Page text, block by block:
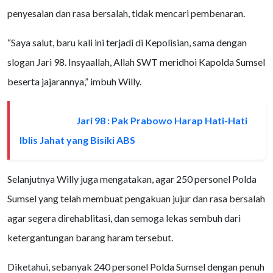
penyesalan dan rasa bersalah, tidak mencari pembenaran.
“Saya salut, baru kali ini terjadi di Kepolisian, sama dengan
slogan Jari 98. Insyaallah, Allah SWT meridhoi Kapolda Sumsel
beserta jajarannya,” imbuh Willy.
Jari 98 : Pak Prabowo Harap Hati-Hati
Iblis Jahat yang Bisiki ABS
Selanjutnya Willy juga mengatakan, agar 250 personel Polda
Sumsel yang telah membuat pengakuan jujur dan rasa bersalah
agar segera direhablitasi, dan semoga lekas sembuh dari
ketergantungan barang haram tersebut.
Diketahui, sebanyak 240 personel Polda Sumsel dengan penuh